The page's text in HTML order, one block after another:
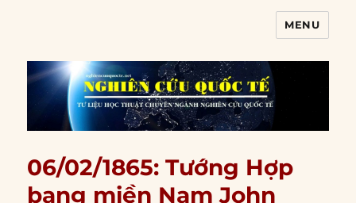
MENU
06/02/1865: Tướng Hợp
bang miền Nam John